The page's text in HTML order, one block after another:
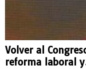
Volver al
reforma laboral